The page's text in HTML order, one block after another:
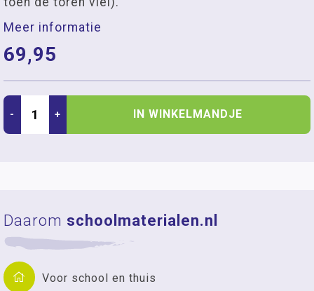
Meer informatie
69,95
- + IN WINKELMANDJE
Daarom schoolmaterialen.nl
Voor school en thuis